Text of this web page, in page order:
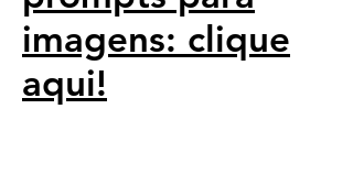
imagens: clique
aqui!